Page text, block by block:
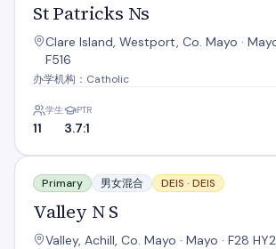
St Patricks Ns
Clare Island, Westport, Co. Mayo ·
F516
办学机构：Catholic
学生
11
PTR
3.7:1
Valley N S
Primary 男女混合 DEIS · DEIS
Valley N S
Valley, Achill, Co. Mayo · Mayo · F28